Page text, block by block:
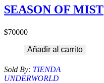
SEASON OF MIST
$70000
Añadir al carrito
Sold By: TIENDA
UNDERWORLD